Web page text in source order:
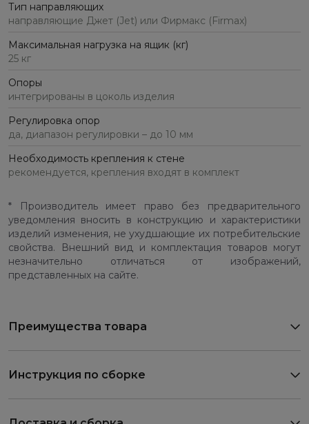
Тип направляющих
направляющие Джет (Jet) или Фирмакс (Firmax)
Максимальная нагрузка на ящик (кг)
25 кг
Опоры
интегрированы в цоколь изделия
Регулировка опор
да, диапазон регулировки – до 10 мм
Необходимость крепления к стене
рекомендуется, крепления входят в комплект
* Производитель имеет право без предварительного
уведомления вносить в конструкцию и характеристики
изделий изменения, не ухудшающие их потребительские
свойства. Внешний вид и комплектация товаров могут
незначительно отличаться от изображений,
представленных на сайте.
Преимущества товара
Инструкция по сборке